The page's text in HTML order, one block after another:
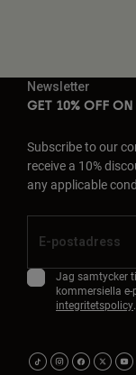
Newsletter
GET 10% OFF ON
Subscribe to our
receive a 10%
any applicable
Jag samtycker
kommersiella
integritetspolicy